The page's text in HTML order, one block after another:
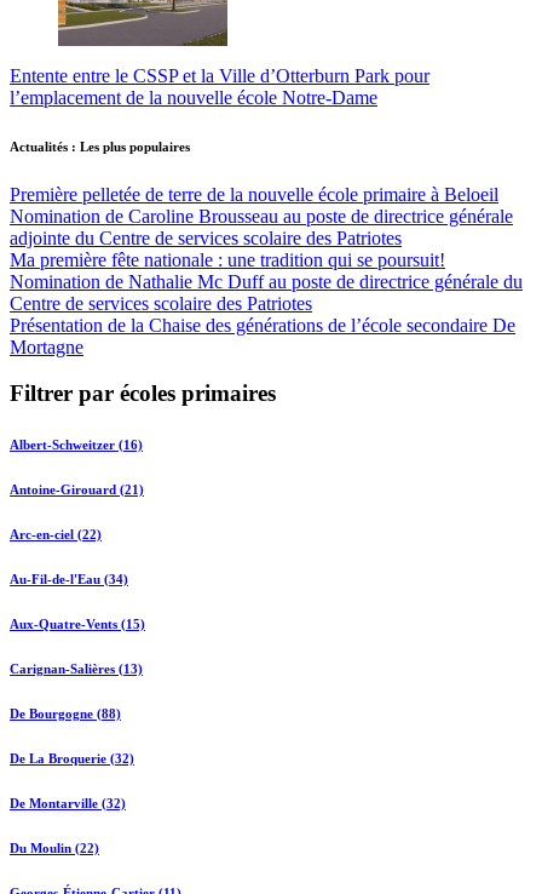
Entente entre le CSSP et la Ville d’Otterburn Park pour
l’emplacement de la nouvelle école Notre-Dame
Actualités : Les plus populaires
Première pelletée de terre de la nouvelle école primaire à Beloeil
Nomination de Caroline Brousseau au poste de directrice générale
adjointe du Centre de services scolaire des Patriotes
Ma première fête nationale : une tradition qui se poursuit!
Nomination de Nathalie Mc Duff au poste de directrice générale du
Centre de services scolaire des Patriotes
Présentation de la Chaise des générations de l’école secondaire De
Mortagne
Filtrer par écoles primaires
Albert-Schweitzer (16)
Antoine-Girouard (21)
Arc-en-ciel (22)
Au-Fil-de-l'Eau (34)
Aux-Quatre-Vents (15)
Carignan-Salières (13)
De Bourgogne (88)
De La Broquerie (32)
De Montarville (32)
Du Moulin (22)